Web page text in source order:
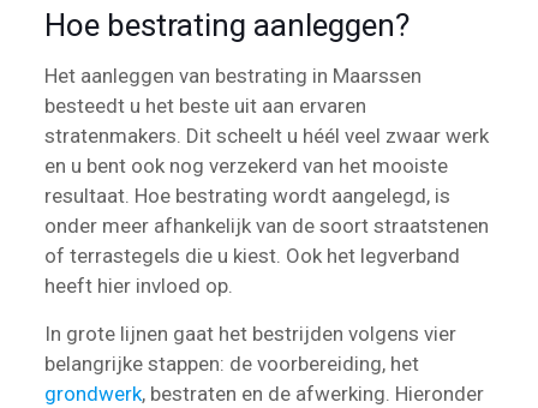
Hoe bestrating aanleggen?
Het aanleggen van bestrating in Maarssen
besteedt u het beste uit aan ervaren
stratenmakers. Dit scheelt u héél veel zwaar werk
en u bent ook nog verzekerd van het mooiste
resultaat. Hoe bestrating wordt aangelegd, is
onder meer afhankelijk van de soort straatstenen
of terrastegels die u kiest. Ook het legverband
heeft hier invloed op.
In grote lijnen gaat het bestrijden volgens vier
belangrijke stappen: de voorbereiding, het
grondwerk, bestraten en de afwerking. Hieronder